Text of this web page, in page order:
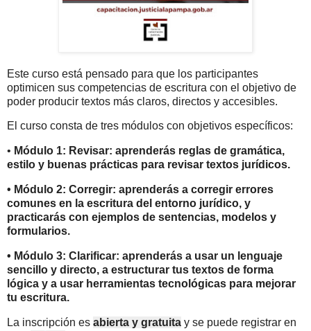
Este curso está pensado para que los participantes
optimicen sus competencias de escritura con el objetivo de
poder producir textos más claros, directos y accesibles.
El curso consta de tres módulos con objetivos específicos:
• Módulo 1: Revisar: aprenderás reglas de gramática,
estilo y buenas prácticas para revisar textos jurídicos.
• Módulo 2: Corregir: aprenderás a corregir errores
comunes en la escritura del entorno jurídico, y
practicarás con ejemplos de sentencias, modelos y
formularios.
• Módulo 3: Clarificar: aprenderás a usar un lenguaje
sencillo y directo, a estructurar tus textos de forma
lógica y a usar herramientas tecnológicas para mejorar
tu escritura.
La inscripción es abierta y gratuita y se puede registrar en